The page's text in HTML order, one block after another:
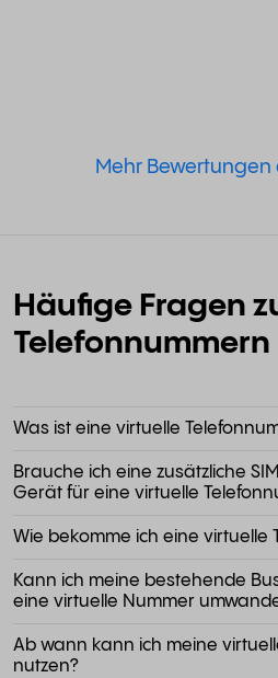
Mehr Bewertungen
Häufige Fragen
Telefonnummern
Was ist eine virtuelle
Brauche ich eine zusätzliche
Gerät für eine virtuelle
Wie bekomme ich eine virtuelle
Kann ich meine bestehende
eine virtuelle Nummer
Ab wann kann ich meine
nutzen?